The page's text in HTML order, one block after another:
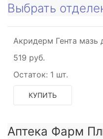
Выбрать
Акридерм Гента мазь
519 руб.
Остаток: 1 шт.
КУПИТЬ
Аптека Фарм